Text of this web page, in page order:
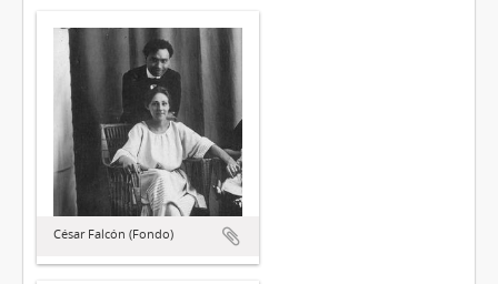
César Falcón (Fondo)